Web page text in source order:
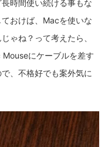
時間使い続ける事もな
おけば、Macを使いな
ゃね？って考えたら、
にケーブルを差す
、不格好でも案外気に